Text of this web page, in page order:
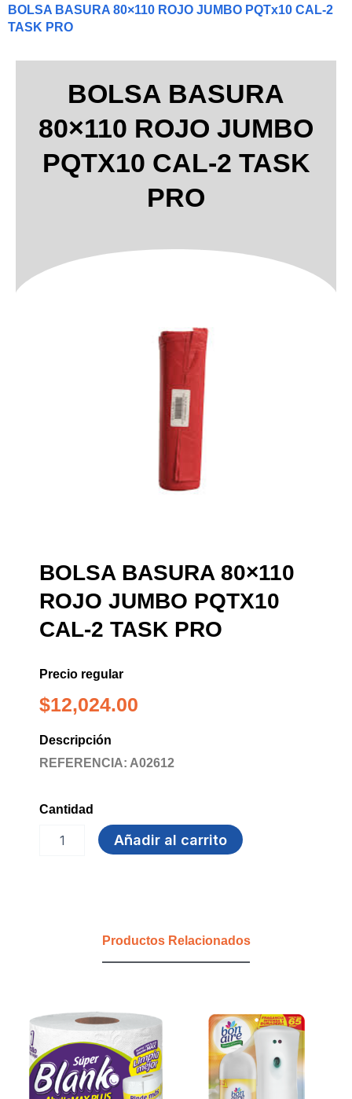
BOLSA BASURA 80×110 ROJO JUMBO PQTx10 CAL-2
TASK PRO
BOLSA BASURA
80×110 ROJO JUMBO
PQTX10 CAL-2 TASK
PRO
BOLSA BASURA 80×110
ROJO JUMBO PQTX10
CAL-2 TASK PRO
Precio regular
$12,024.00
Descripción
REFERENCIA: A02612
Cantidad
BASURA
Añadir al carrito
Productos Relacionados